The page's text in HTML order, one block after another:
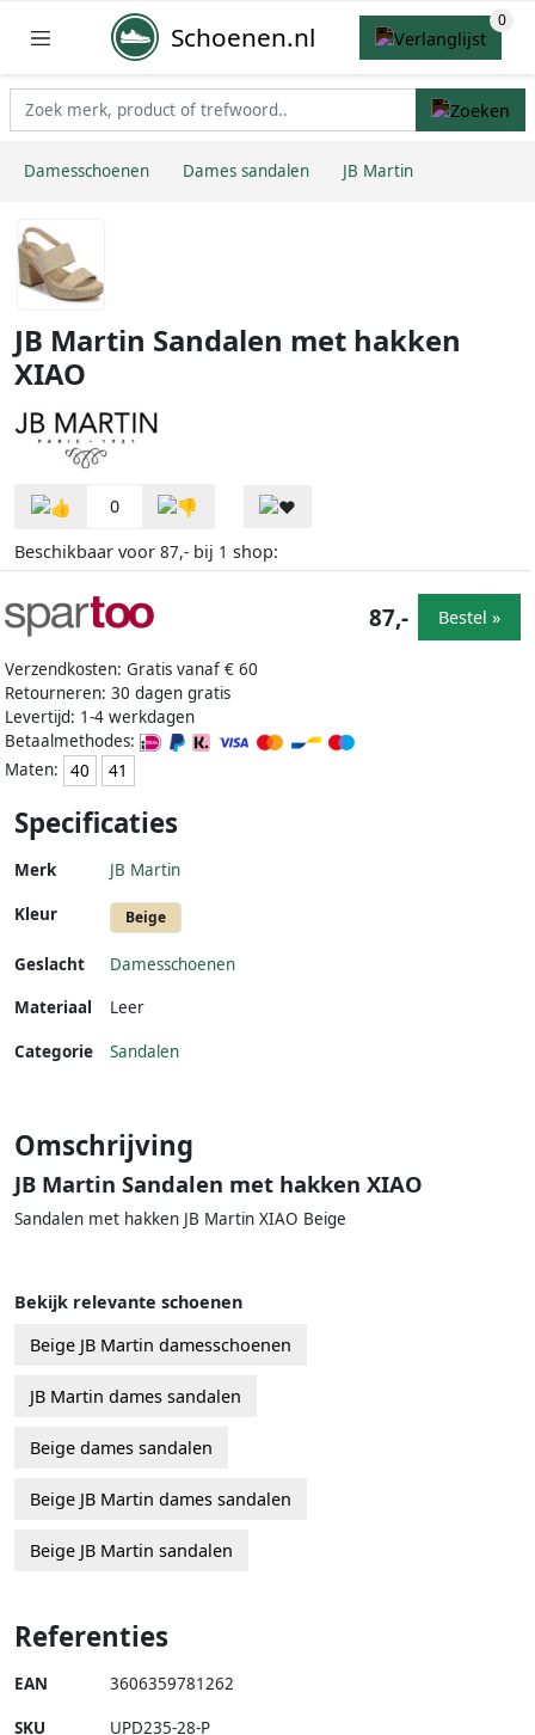
Schoenen.nl
Damesschoenen Dames sandalen JB Martin
JB Martin Sandalen met hakken
XIAO
0
Beschikbaar voor 87,- bij 1 shop:
Verzendkosten: Gratis vanaf € 60
Retourneren: 30 dagen gratis
Levertijd: 1-4 werkdagen
Betaalmethodes:
Maten:
40 41
87,- Bestel »
Specificaties
Merk JB Martin
Kleur Beige
Geslacht
Damesschoenen
Materiaal
Leer
Categorie Sandalen
Omschrijving
JB Martin Sandalen met hakken XIAO
Sandalen met hakken JB Martin XIAO Beige
Bekijk relevante schoenen
Beige JB Martin damesschoenen
JB Martin dames sandalen
Beige dames sandalen
Beige JB Martin dames sandalen
Beige JB Martin sandalen
Referenties
EAN 3606359781262
SKU UPD235-28-P